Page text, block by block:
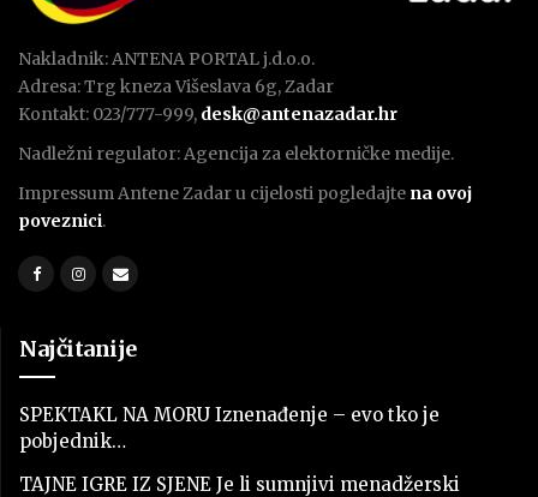
Nakladnik: ANTENA PORTAL j.d.o.o.
Adresa: Trg kneza Višeslava 6g, Zadar
Kontakt: 023/777-999, desk@antenazadar.hr
Nadležni regulator: Agencija za elektorničke medije.
Impressum Antene Zadar u cijelosti pogledajte na ovoj
poveznici.
Najčitanije
SPEKTAKL NA MORU Iznenađenje – evo tko je
pobjednik…
TAJNE IGRE IZ SJENE Je li sumnjivi menadžerski